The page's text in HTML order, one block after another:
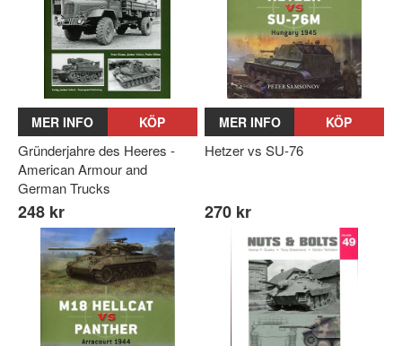
MER INFO KÖP
Gründerjahre des Heeres -
American Armour and
German Trucks
248 kr
MER INFO KÖP
Hetzer vs SU-76
270 kr